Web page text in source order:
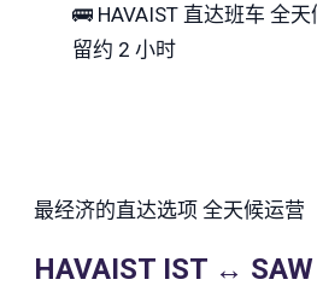
🚌 HAVAIST 直达班车 全天
留约 2 小时
最经济的直达选项 全天候运营
HAVAIST IST ↔